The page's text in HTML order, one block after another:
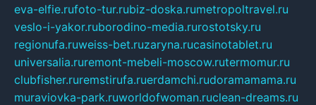
eva-elfie.rufoto-tur.rubiz-doska.rumetropoltravel.ru
veslo-i-yakor.ruborodino-media.rurostotsky.ru
regionufa.ruweiss-bet.ruzaryna.rucasinotablet.ru
universalia.ruremont-mebeli-moscow.rutermomur.ru
clubfisher.ruremstirufa.ruerdamchi.rudoramamama.ru
muraviovka-park.ruworldofwoman.ruclean-dreams.ru